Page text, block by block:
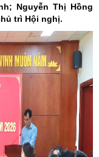
Nguyễn Thị Hồng
trì Hội nghị.